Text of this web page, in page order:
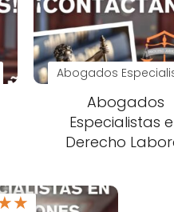
Abogados
Abogados
Especialistas
Derecho
★